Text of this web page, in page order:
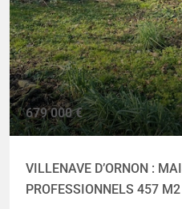
679 000 €
VILLENAVE D’ORNON :
PROFESSIONNELS 457